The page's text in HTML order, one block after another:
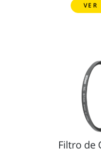
VER
Filtro de